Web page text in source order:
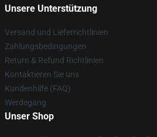
Unsere Unterstützung
Versand und Lieferrichtlinien
Zahlungsbedingungen
Return & Refund Richtlinien
Kontaktieren Sie uns
Kundenhilfe (FAQ)
Werdegang
Unser Shop